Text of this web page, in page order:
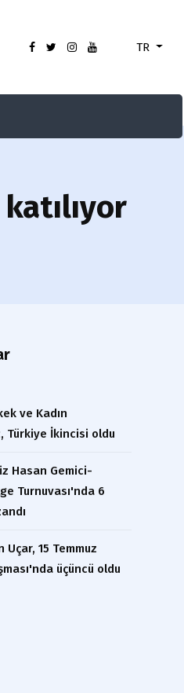
TR
ve Kadın
Türkiye İkincisi oldu
Hasan Gemici-
Turnuvası'nda 6
Uçar, 15 Temmuz
üçüncü oldu